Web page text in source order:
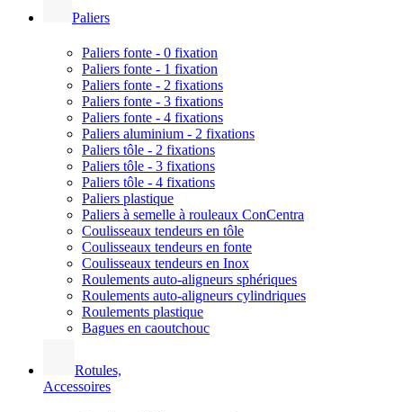
Paliers
Paliers fonte - 0 fixation
Paliers fonte - 1 fixation
Paliers fonte - 2 fixations
Paliers fonte - 3 fixations
Paliers fonte - 4 fixations
Paliers aluminium - 2 fixations
Paliers tôle - 2 fixations
Paliers tôle - 3 fixations
Paliers tôle - 4 fixations
Paliers plastique
Paliers à semelle à rouleaux ConCentra
Coulisseaux tendeurs en tôle
Coulisseaux tendeurs en fonte
Coulisseaux tendeurs en Inox
Roulements auto-aligneurs sphériques
Roulements auto-aligneurs cylindriques
Roulements plastique
Bagues en caoutchouc
Rotules,
Accessoires